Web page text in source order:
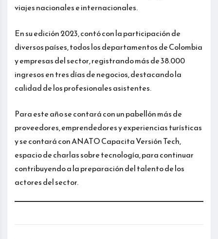
viajes nacionales e internacionales.
En su edición 2023, contó con la participación de
diversos países, todos los departamentos de Colombia
y empresas del sector, registrando más de 38.000
ingresos en tres días de negocios, destacando la
calidad de los profesionales asistentes.
Para este año se contará con un pabellón más de
proveedores, emprendedores y experiencias turísticas
y se contará con ANATO Capacita Versión Tech,
espacio de charlas sobre tecnología, para continuar
contribuyendo a la preparación del talento de los
actores del sector.